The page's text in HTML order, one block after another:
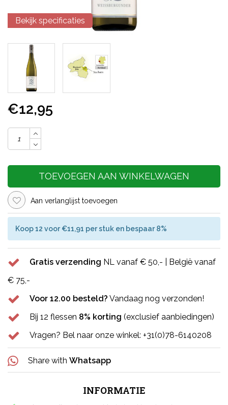
Bekijk specificaties
€12,95
TOEVOEGEN AAN WINKELWAGEN
Aan verlanglijst toevoegen
Koop 12 voor €11,91 per stuk en bespaar 8%
Gratis verzending NL vanaf € 50,- | België vanaf
€ 75,-
Voor 12.00 besteld? Vandaag nog verzonden!
Bij 12 flessen 8% korting (exclusief aanbiedingen)
Vragen? Bel naar onze winkel: +31(0)78-6140208
Share with Whatsapp
INFORMATIE